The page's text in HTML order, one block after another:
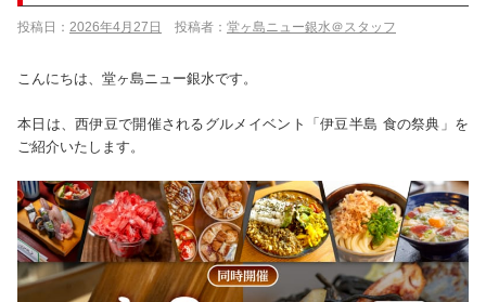
投稿日： 2026年4月27日 投稿者： 堂ヶ島ニュー銀水＠スタッフ
こんにちは、堂ヶ島ニュー銀水です。
本日は、西伊豆で開催されるグルメイベント「伊豆半島 食の祭典」を
ご紹介いたします。